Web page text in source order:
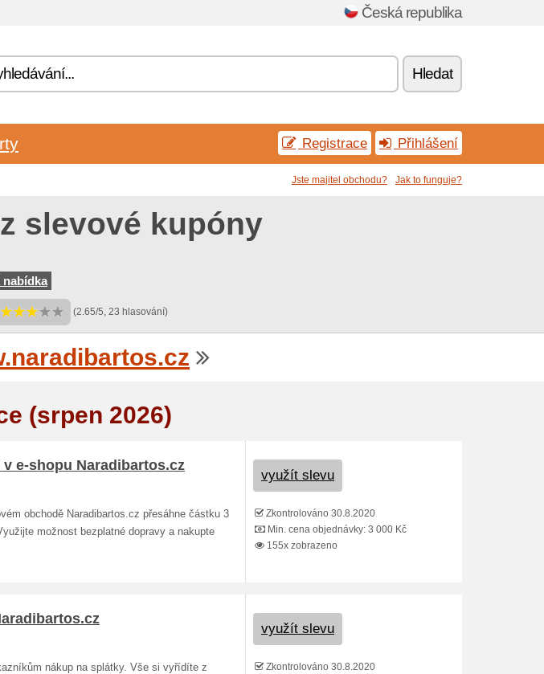
Česká republika
Hledat
Registrace Přihlášení
Jste majitel obchodu? Jak to funguje?
slevové kupóny
nabídka
(2.65/5, 23 hlasování)
(srpen 2026)
v e-shopu Naradibartos.cz
obchodě Naradibartos.cz přesáhne částku 3
možnost bezplatné dopravy a nakupte
využít slevu
Zkontrolováno 30.8.2020
Min. cena objednávky: 3 000 Kč
155x zobrazeno
nákup na splátky. Vše si vyřídíte z
využít slevu
Zkontrolováno 30.8.2020